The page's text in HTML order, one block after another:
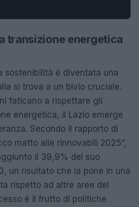
transizione energetica
sostenibilità è diventata una
si trova a un bivio cruciale.
faticano a rispettare gli
energetica, il Lazio emerge
Secondo il rapporto di
matto alle rinnovabili 2025”,
il 39,9% del suo
un risultato che la pone in una
rispetto ad altre aree del
è il frutto di politiche